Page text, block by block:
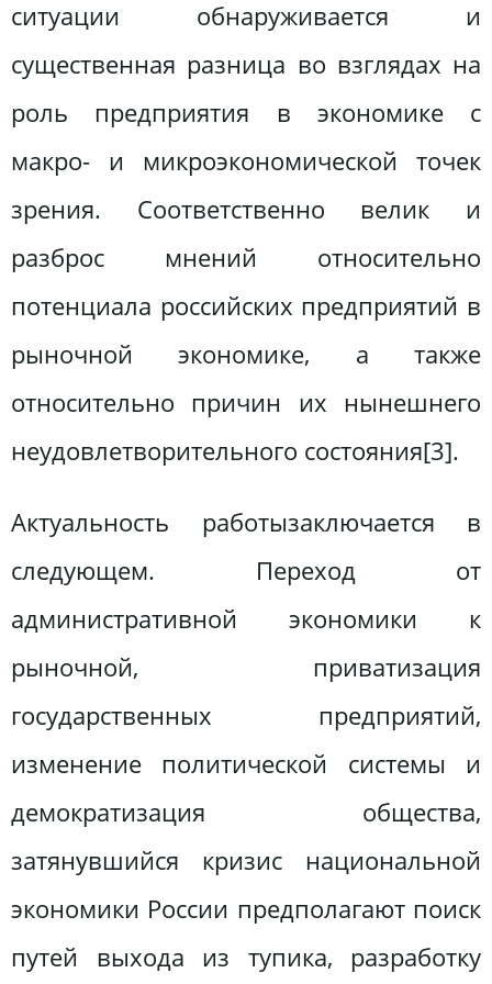
ситуации обнаруживается и
существенная разница во взглядах на
роль предприятия в экономике с
макро- и микроэкономической точек
зрения. Соответственно велик и
разброс мнений относительно
потенциала российских предприятий в
рыночной экономике, а также
относительно причин их нынешнего
неудовлетворительного состояния[3].
Актуальность работызаключается в
следующем. Переход от
административной экономики к
рыночной, приватизация
государственных предприятий,
изменение политической системы и
демократизация общества,
затянувшийся кризис национальной
экономики России предполагают поиск
путей выхода из тупика, разработку